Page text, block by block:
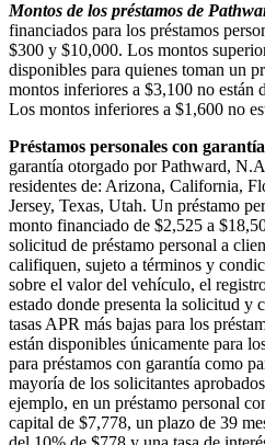
Montos de los préstamos de
financiados para los préstamos
$300 y $10,000. Los montos
disponibles para quienes toman un
montos inferiores a $3,100 no están
Los montos inferiores a $1,600 no
Préstamos personales con
garantía otorgado por Pathward,
residentes de: Arizona, California,
Jersey, Texas, Utah. Un préstamo
monto financiado de $2,525 a
solicitud de préstamo personal a
califiquen, sujeto a términos y
sobre el valor del vehículo, el
estado donde presenta la solicitud y
tasas APR más bajas para los
están disponibles únicamente para
para préstamos con garantía como
mayoría de los solicitantes
ejemplo, en un préstamo personal
capital de $7,778, un plazo de 39